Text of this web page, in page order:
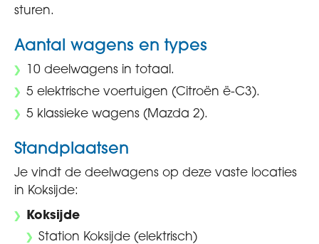
sturen.
Aantal wagens en types
10 deelwagens in totaal.
5 elektrische voertuigen (Citroën ë-C3).
5 klassieke wagens (Mazda 2).
Standplaatsen
Je vindt de deelwagens op deze vaste locaties
in Koksijde:
Koksijde
Station Koksijde (elektrisch)